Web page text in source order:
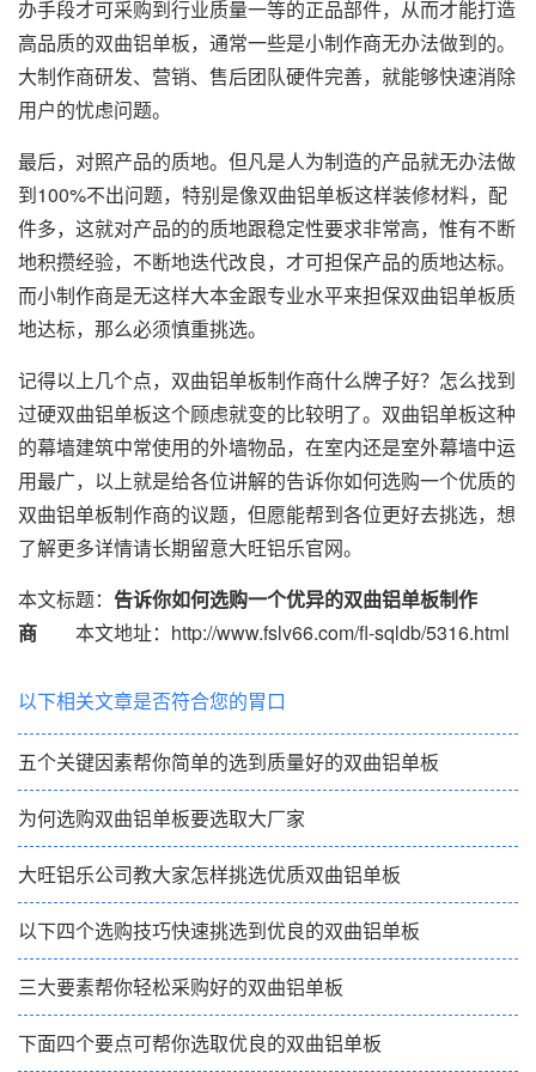
办手段才可采购到行业质量一等的正品部件，从而才能打造
高品质的双曲铝单板，通常一些是小制作商无办法做到的。
大制作商研发、营销、售后团队硬件完善，就能够快速消除
用户的忧虑问题。
最后，对照产品的质地。但凡是人为制造的产品就无办法做
到100%不出问题，特别是像双曲铝单板这样装修材料，配
件多，这就对产品的的质地跟稳定性要求非常高，惟有不断
地积攒经验，不断地迭代改良，才可担保产品的质地达标。
而小制作商是无这样大本金跟专业水平来担保双曲铝单板质
地达标，那么必须慎重挑选。
记得以上几个点，双曲铝单板制作商什么牌子好？怎么找到
过硬双曲铝单板这个顾虑就变的比较明了。双曲铝单板这种
的幕墙建筑中常使用的外墙物品，在室内还是室外幕墙中运
用最广，以上就是给各位讲解的告诉你如何选购一个优质的
双曲铝单板制作商的议题，但愿能帮到各位更好去挑选，想
了解更多详情请长期留意大旺铝乐官网。
本文标题： 告诉你如何选购一个优异的双曲铝单板制作
商 本文地址：http://www.fslv66.com/fl-sqldb/5316.html
以下相关文章是否符合您的胃口
五个关键因素帮你简单的选到质量好的双曲铝单板
为何选购双曲铝单板要选取大厂家
大旺铝乐公司教大家怎样挑选优质双曲铝单板
以下四个选购技巧快速挑选到优良的双曲铝单板
三大要素帮你轻松采购好的双曲铝单板
下面四个要点可帮你选取优良的双曲铝单板